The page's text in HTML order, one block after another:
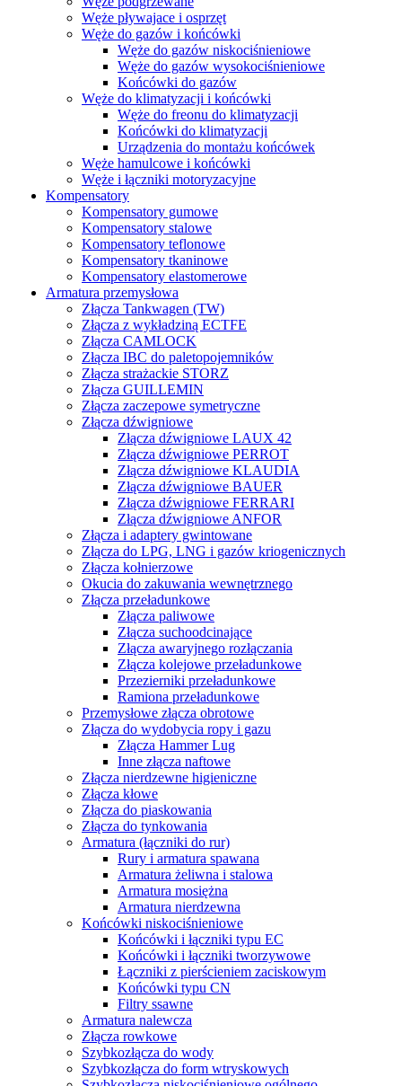
Węże pływajace i osprzęt
Węże do gazów i końcówki
Węże do gazów niskociśnieniowe
Węże do gazów wysokociśnieniowe
Końcówki do gazów
Węże do klimatyzacji i końcówki
Węże do freonu do klimatyzacji
Końcówki do klimatyzacji
Urządzenia do montażu końcówek
Węże hamulcowe i końcówki
Węże i łączniki motoryzacyjne
Kompensatory
Kompensatory gumowe
Kompensatory stalowe
Kompensatory teflonowe
Kompensatory tkaninowe
Kompensatory elastomerowe
Armatura przemysłowa
Złącza Tankwagen (TW)
Złącza z wykładziną ECTFE
Złącza CAMLOCK
Złącza IBC do paletopojemników
Złącza strażackie STORZ
Złącza GUILLEMIN
Złącza zaczepowe symetryczne
Złącza dźwigniowe
Złącza dźwigniowe LAUX 42
Złącza dźwigniowe PERROT
Złącza dźwigniowe KLAUDIA
Złącza dźwigniowe BAUER
Złącza dźwigniowe FERRARI
Złącza dźwigniowe ANFOR
Złącza i adaptery gwintowane
Złącza do LPG, LNG i gazów kriogenicznych
Złącza kołnierzowe
Okucia do zakuwania wewnętrznego
Złącza przeładunkowe
Złącza paliwowe
Złącza suchoodcinające
Złącza awaryjnego rozłączania
Złącza kolejowe przeładunkowe
Przezierniki przeładunkowe
Ramiona przeładunkowe
Przemysłowe złącza obrotowe
Złącza do wydobycia ropy i gazu
Złącza Hammer Lug
Inne złącza naftowe
Złącza nierdzewne higieniczne
Złącza kłowe
Złącza do piaskowania
Złącza do tynkowania
Armatura (łączniki do rur)
Rury i armatura spawana
Armatura żeliwna i stalowa
Armatura mosiężna
Armatura nierdzewna
Końcówki niskociśnieniowe
Końcówki i łączniki typu EC
Końcówki i łączniki tworzywowe
Łączniki z pierścieniem zaciskowym
Końcówki typu CN
Filtry ssawne
Armatura nalewcza
Złącza rowkowe
Szybkozłącza do wody
Szybkozłącza do form wtryskowych